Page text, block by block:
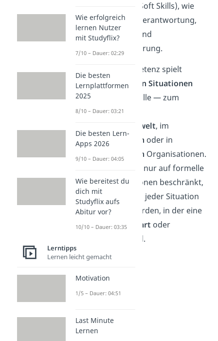
Kompetenzen (Soft Skills), wie
beispielsweise Verantwortung,
Selbstdisziplin und
Lösungsorientierung.
Führungskompetenz spielt
inverschiedenen Situationen
eine wichtige Rolle — zum
Beispiel in der
Unternehmenswelt, im
Bildungsbereich oder in
gemeinnützigen Organisationen.
Sie ist also nicht nur auf formelle
Führungspositionen beschränkt,
sondern kann in jeder Situation
angewendet werden, in der eine
Gruppeangeführt oder
wird.
Wie erfolgreich
lernen Nutzer
mit Studyflix?
7/10 – Dauer: 02:29
Die besten
Lernplattformen
2025
8/10 – Dauer: 03:21
Die besten Lern-
Apps 2026
9/10 – Dauer: 04:05
Wie bereitest du
dich mit
Studyflix aufs
Abitur vor?
10/10 – Dauer: 03:35
Lerntipps
Lernen leicht gemacht
Motivation
1/5 – Dauer: 04:51
Last Minute
Lernen